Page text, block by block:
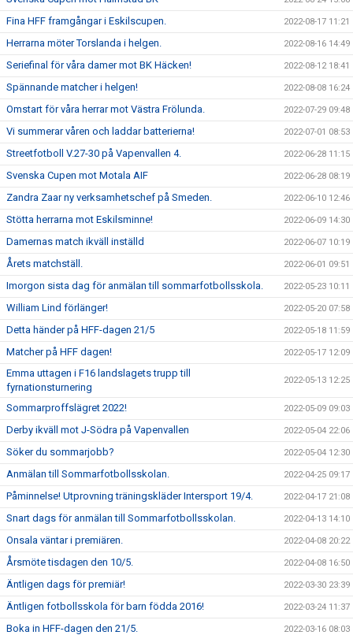
Fina HFF framgångar i Eskilscupen. 2022-08-17 11:21
Herrarna möter Torslanda i helgen. 2022-08-16 14:49
Seriefinal för våra damer mot BK Häcken! 2022-08-12 18:41
Spännande matcher i helgen! 2022-08-08 16:24
Omstart för våra herrar mot Västra Frölunda. 2022-07-29 09:48
Vi summerar våren och laddar batterierna! 2022-07-01 08:53
Streetfotboll V.27-30 på Vapenvallen 4. 2022-06-28 11:15
Svenska Cupen mot Motala AIF 2022-06-28 08:19
Zandra Zaar ny verksamhetschef på Smeden. 2022-06-10 12:46
Stötta herrarna mot Eskilsminne! 2022-06-09 14:30
Damernas match ikväll inställd 2022-06-07 10:19
Årets matchställ. 2022-06-01 09:51
Imorgon sista dag för anmälan till sommarfotbollsskola. 2022-05-23 10:11
William Lind förlänger! 2022-05-20 07:58
Detta händer på HFF-dagen 21/5 2022-05-18 11:59
Matcher på HFF dagen! 2022-05-17 12:09
Emma uttagen i F16 landslagets trupp till
fyrnationsturnering
2022-05-13 12:25
Sommarproffslägret 2022! 2022-05-09 09:03
Derby ikväll mot J-Södra på Vapenvallen 2022-05-04 22:06
Söker du sommarjobb? 2022-05-04 12:30
Anmälan till Sommarfotbollsskolan. 2022-04-25 09:17
Påminnelse! Utprovning träningskläder Intersport 19/4. 2022-04-17 21:08
Snart dags för anmälan till Sommarfotbollsskolan. 2022-04-13 14:10
Onsala väntar i premiären. 2022-04-08 20:22
Årsmöte tisdagen den 10/5. 2022-04-08 16:50
Äntligen dags för premiär! 2022-03-30 23:39
Äntligen fotbollsskola för barn födda 2016! 2022-03-24 11:37
Boka in HFF-dagen den 21/5. 2022-03-16 08:03